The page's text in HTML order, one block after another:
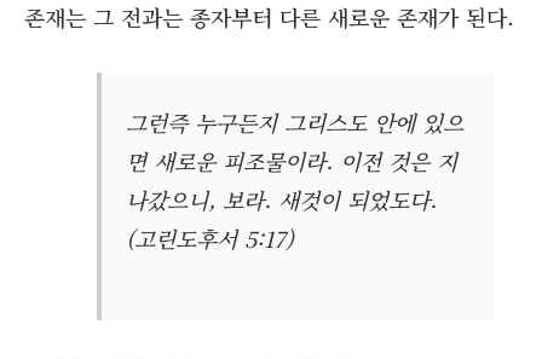
존재는 그 전과는 종자부터 다른 새로운 존재가 된다.
그런즉 누구든지 그리스도 안에 있으
면 새로운 피조물이라. 이전 것은 지
나갔으니, 보라. 새것이 되었도다.
(고린도후서 5:17)